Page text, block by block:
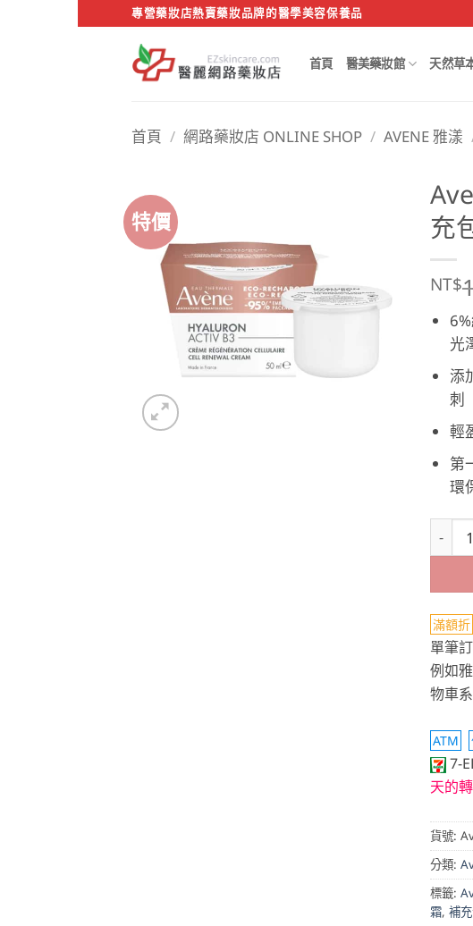
to
專營藥妝店熱賣藥妝品牌的醫學美容保養品
首頁 醫美藥妝館 天然草
首頁 / 網路藥妝店 ONLINE SHOP / AVENE 雅漾
特價
充
NT$
光
添
刺
輕
第
環
滿額折
單筆
例如
物車
ATM
7-
天的
貨號:
分類:
標籤:
霜, 補